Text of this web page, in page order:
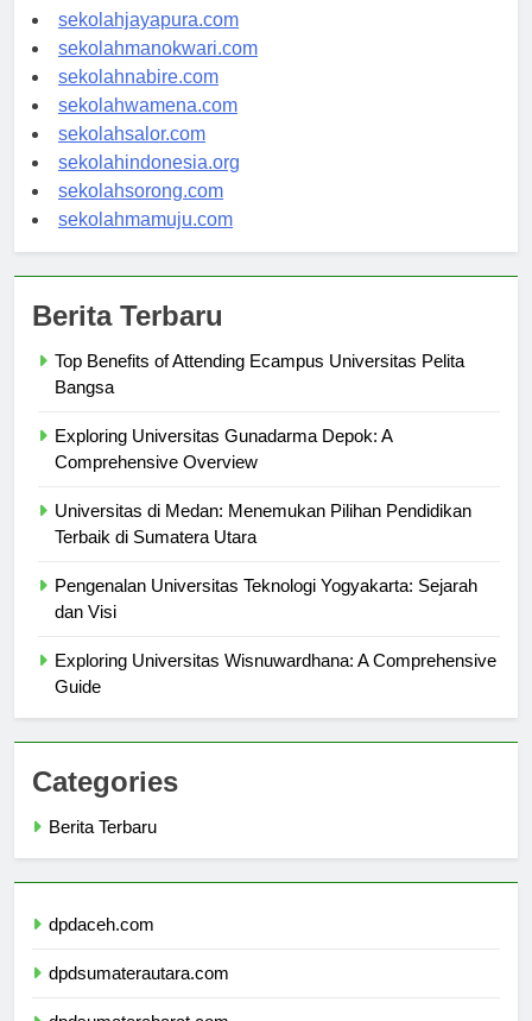
sekolahambon.com
sekolahjayapura.com
sekolahmanokwari.com
sekolahnabire.com
sekolahwamena.com
sekolahsalor.com
sekolahindonesia.org
sekolahsorong.com
Top Benefits of Attending Ecampus Universitas Pelita
Exploring Universitas Gunadarma Depok: A
Universitas di Medan: Menemukan Pilihan Pendidikan
Pengenalan Universitas Teknologi Yogyakarta: Sejarah
Exploring Universitas Wisnuwardhana: A Comprehensive
Categories